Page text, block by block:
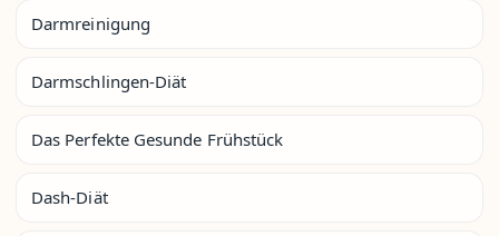
Darmreinigung
Darmschlingen-Diät
Das Perfekte Gesunde Frühstück
Dash-Diät